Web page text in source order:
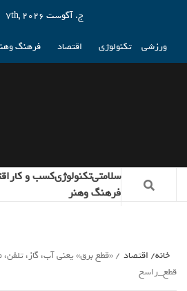
ج. آگوست 7th, 2026
ورزشی تکنولوژی اقتصاد فرهنگ
سلامتیتکنولوژیکسب و کار
فرهنگ وهنر
خانه اقتصاد
«قطع برق» یعنی آب، گاز،
قطع_راسخ